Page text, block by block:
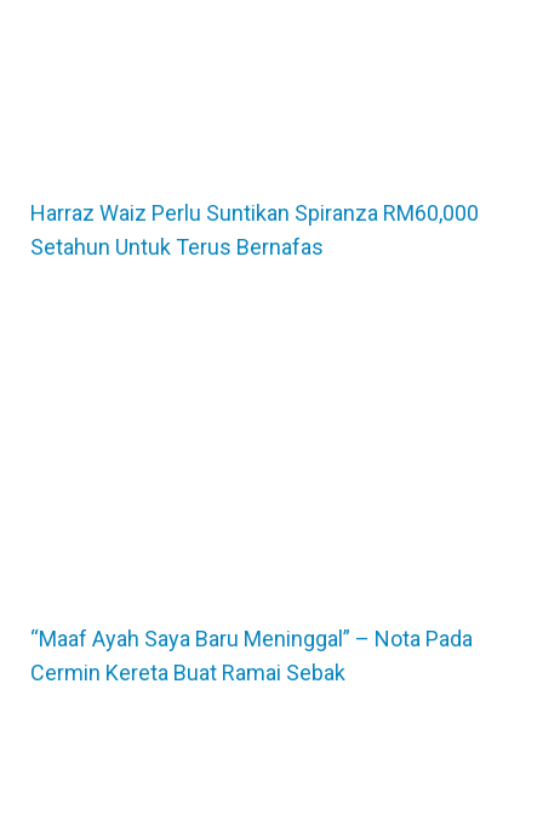
Harraz Waiz Perlu Suntikan Spiranza RM60,000
Setahun Untuk Terus Bernafas
“Maaf Ayah Saya Baru Meninggal” – Nota Pada
Cermin Kereta Buat Ramai Sebak